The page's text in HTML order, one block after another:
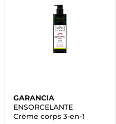
GARANCIA
ENSORCELANTE
Crème corps 3-en-1